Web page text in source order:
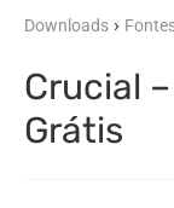
Downloads ›
Crucial
Grátis